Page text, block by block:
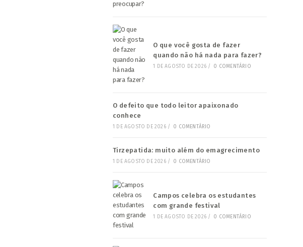
O que você gosta de fazer
quando não há nada para fazer?
1 DE AGOSTO DE 2026 / 0 COMENTÁRIO
O defeito que todo leitor apaixonado
conhece
1 DE AGOSTO DE 2026 / 0 COMENTÁRIO
Tirzepatida: muito além do emagrecimento
1 DE AGOSTO DE 2026 / 0 COMENTÁRIO
Campos celebra os estudantes
com grande festival
1 DE AGOSTO DE 2026 / 0 COMENTÁRIO